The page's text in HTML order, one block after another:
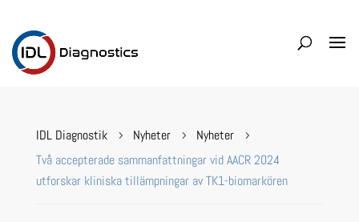
IDL Diagnostik 5 Nyheter 5 Nyheter 5
Två accepterade sammanfattningar vid AACR 2024
utforskar kliniska tillämpningar av TK1-biomarkören